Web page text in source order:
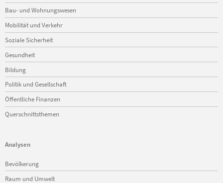
Bau- und Wohnungswesen
Mobilität und Verkehr
Soziale Sicherheit
Gesundheit
Bildung
Politik und Gesellschaft
Öffentliche Finanzen
Querschnittsthemen
Analysen
Navigation
überspringen
Bevölkerung
Raum und Umwelt